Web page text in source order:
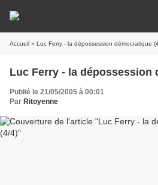
Accueil » Luc Ferry - la dépossession démocratique
Luc Ferry - la dépossession
Publié le 21/05/2005 à 00:01
Par Ritoyenne